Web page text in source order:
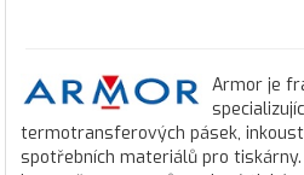
Armor je
termotransferových pásek,
spotřebních materiálů pro tiskárny.